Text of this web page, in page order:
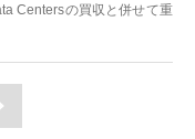
Centersの買収と併せて重